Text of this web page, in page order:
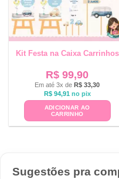
Kit Festa na Caixa Carrinhos
R$ 99,90
Em até 3x de R$ 33,30
R$94,91 no pix
ADICIONAR AO
CARRINHO
Sugestões pra